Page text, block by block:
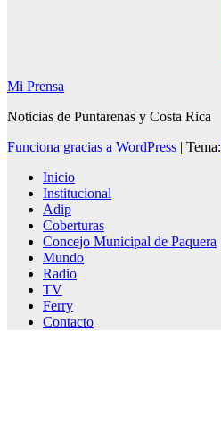
Mi Prensa
Noticias de Puntarenas y Costa Rica
Funciona gracias a WordPress | Tema:
Inicio
Institucional
Adip
Coberturas
Concejo Municipal de Paquera
Mundo
Radio
TV
Ferry
Contacto